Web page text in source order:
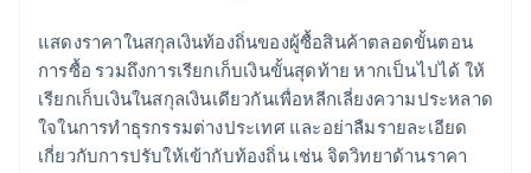
แสดงราคาในสกุลเงินท้องถิ่นของผู้ซื้อสินค้าตลอดขั้นตอน
การซื้อ รวมถึงการเรียกเก็บเงินขั้นสุดท้าย หากเป็นไปได้ ให้
เรียกเก็บเงินในสกุลเงินเดียวกันเพื่อหลีกเลี่ยงความประหลาด
ใจในการทําธุรกรรมต่างประเทศ และอย่าลืมรายละเอียด
เกี่ยวกับการปรับให้เข้ากับท้องถิ่น เช่น จิตวิทยาด้านราคา